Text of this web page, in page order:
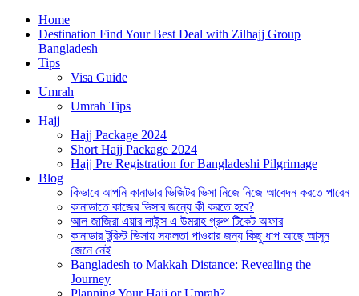
Home
Destination Find Your Best Deal with Zilhajj Group
Bangladesh
Tips
Visa Guide
Umrah
Umrah Tips
Hajj
Hajj Package 2024
Short Hajj Package 2024
Hajj Pre Registration for Bangladeshi Pilgrimage
Blog
কিভাবে আপনি কানাডার ভিজিটর ভিসা নিজে নিজে আবেদন করতে পারেন
কানাডাতে কাজের ভিসার জন্যে কী করতে হবে?
আল জাজিরা এয়ার লাইন্স এ উমরাহ গ্রুপ টিকেট অফার
কানাডার টুরিস্ট ভিসায় সফলতা পাওয়ার জন্য কিছু ধাপ আছে আসুন
জেনে নেই
Bangladesh to Makkah Distance: Revealing the
Journey
Planning Your Hajj or Umrah?